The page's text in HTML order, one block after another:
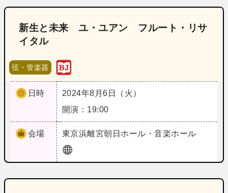
新生と未来 ユ・ユアン フルート・リサ
イタル
弦・管楽器
日時
2024年8月6日（火）
開演：19:00
会場 東京浜離宮朝日ホール・音楽ホール